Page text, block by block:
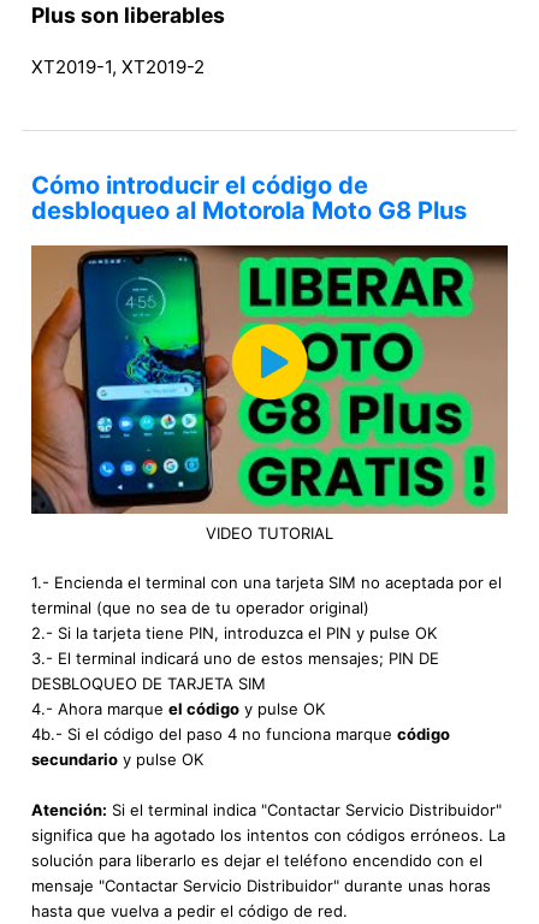
Plus son liberables
XT2019-1, XT2019-2
Cómo introducir el código de
desbloqueo al Motorola Moto G8 Plus
VIDEO TUTORIAL
1.- Encienda el terminal con una tarjeta SIM no aceptada por el
terminal (que no sea de tu operador original)
2.- Si la tarjeta tiene PIN, introduzca el PIN y pulse OK
3.- El terminal indicará uno de estos mensajes; PIN DE
DESBLOQUEO DE TARJETA SIM
4.- Ahora marque el código y pulse OK
4b.- Si el código del paso 4 no funciona marque código
secundario y pulse OK
Atención: Si el terminal indica "Contactar Servicio Distribuidor"
significa que ha agotado los intentos con códigos erróneos. La
solución para liberarlo es dejar el teléfono encendido con el
mensaje "Contactar Servicio Distribuidor" durante unas horas
hasta que vuelva a pedir el código de red.